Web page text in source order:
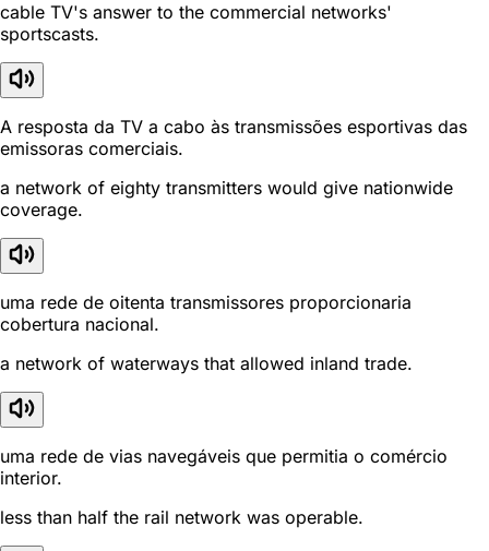
cable TV's answer to the commercial networks'
sportscasts.
A resposta da TV a cabo às transmissões esportivas das
emissoras comerciais.
a network of eighty transmitters would give nationwide
coverage.
uma rede de oitenta transmissores proporcionaria
cobertura nacional.
a network of waterways that allowed inland trade.
uma rede de vias navegáveis que permitia o comércio
interior.
less than half the rail network was operable.